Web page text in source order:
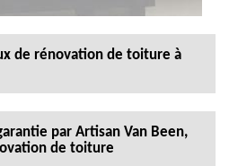
de rénovation de toiture à
par Artisan Van Been,
de toiture